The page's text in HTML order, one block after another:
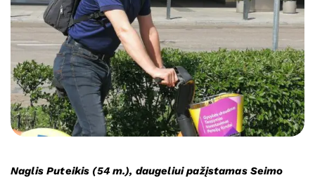
Naglis Puteikis (54 m.), daugeliui pažįstamas Seimo